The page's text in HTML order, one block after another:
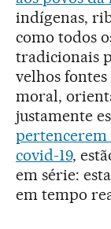
indígenas,
como todos
tradicionais
velhos
moral,
justamente
covid-19,
em série:
em tempo